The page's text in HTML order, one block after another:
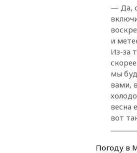
— Да,
и
Из-за
мы
вами,
весна
вот
Погоду в